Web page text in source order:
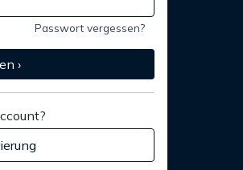
Passwort vergessen?
›